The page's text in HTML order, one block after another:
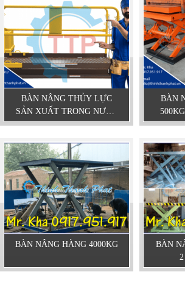
BÀN NÂNG THỦY LỰC
SẢN XUẤT TRONG NƯỚC
GIÁ RẺ
BÀN
BÀN NÂNG HÀNG 4000KG
BÀN